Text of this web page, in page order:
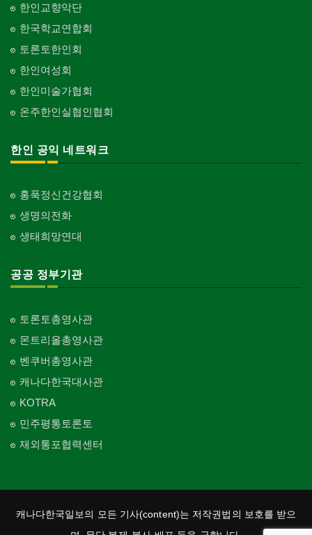
한인교향악단
한국학교연합회
토론토한인회
한인여성회
한인미술가협회
온주한인실협인협회
한인 공익 네트워크
홍푹정신건강협회
생명의전화
생태희망연대
공공 정부기관
토론토총영사관
몬트리올총영사관
벤쿠버총영사관
캐나다한국대사관
KOTRA
민주평통토론토
재외통포협력센터
캐나다한국일보의 모든 기사(content)는 저작권법의 보호를 받으